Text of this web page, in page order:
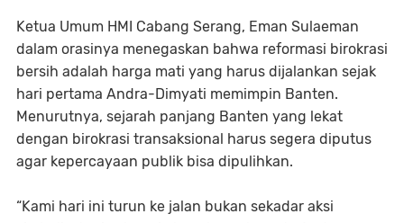
Ketua Umum HMI Cabang Serang, Eman Sulaeman
dalam orasinya menegaskan bahwa reformasi birokrasi
bersih adalah harga mati yang harus dijalankan sejak
hari pertama Andra-Dimyati memimpin Banten.
Menurutnya, sejarah panjang Banten yang lekat
dengan birokrasi transaksional harus segera diputus
agar kepercayaan publik bisa dipulihkan.
“Kami hari ini turun ke jalan bukan sekadar aksi